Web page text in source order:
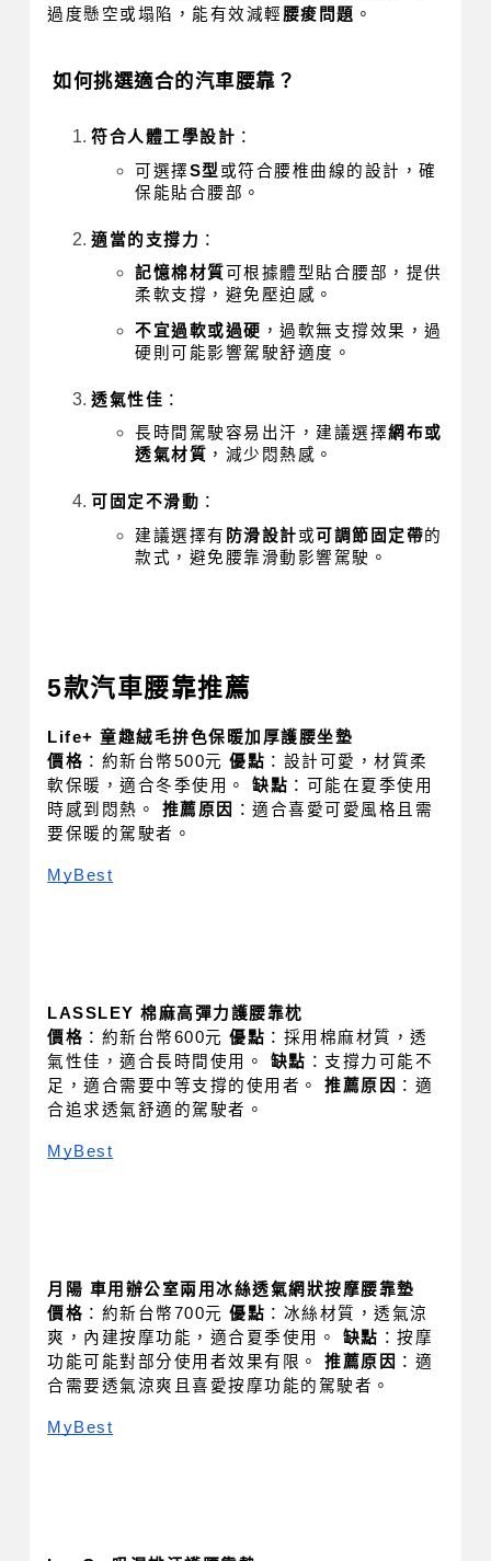
過度懸空或塌陷，能有效減輕 腰痠問題 。
如何挑選適合的汽車腰靠？
符合人體工學設計 ：
可選擇S型 或符合腰椎曲線的設計，確
保能貼合腰部。
適當的支撐力 ：
記憶棉材質可根據體型貼合腰部，提供
柔軟支撐，避免壓迫感。
不宜過軟或過硬 ，過軟無支撐效果，過
硬則可能影響駕駛舒適度。
透氣性佳 ：
長時間駕駛容易出汗，建議選擇網布或
透氣材質 ，減少悶熱感。
可固定不滑動 ：
建議選擇有 防滑設計或可調節固定帶的
款式，避免腰靠滑動影響駕駛。
5款汽車腰靠推薦
Life+ 童趣絨毛拚色保暖加厚護腰坐墊
價格 ：約新台幣500元 優點 ：設計可愛，材質柔
軟保暖，適合冬季使用。 缺點 ：可能在夏季使用
時感到悶熱。 推薦原因
：適合喜愛可愛風格且需
要保暖的駕駛者。
MyBest
LASSLEY 棉麻高彈力護腰靠枕
價格 ：約新台幣600元 優點 ：採用棉麻材質，透
氣性佳，適合長時間使用。 缺點 ：支撐力可能不
足，適合需要中等支撐的使用者。 推薦原因 ：適
合追求透氣舒適的駕駛者。
MyBest
月陽 車用辦公室兩用冰絲透氣網狀按摩腰靠墊
價格 ：約新台幣700元 優點 ：冰絲材質，透氣涼
爽，內建按摩功能，適合夏季使用。 缺點 ：按摩
功能可能對部分使用者效果有限。 推薦原因 ：適
合需要透氣涼爽且喜愛按摩功能的駕駛者。
MyBest